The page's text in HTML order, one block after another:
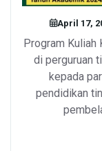
April 17,
Program
di perguruan
kepada
pendidikan